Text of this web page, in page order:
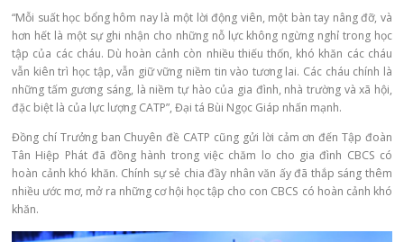
“Mỗi suất học bổng hôm nay là một lời động viên, một bàn tay nâng đỡ, và
hơn hết là một sự ghi nhận cho những nỗ lực không ngừng nghỉ trong học
tập của các cháu. Dù hoàn cảnh còn nhiều thiếu thốn, khó khăn các cháu
vẫn kiên trì học tập, vẫn giữ vững niềm tin vào tương lai. Các cháu chính là
những tấm gương sáng, là niềm tự hào của gia đình, nhà trường và xã hội,
đặc biệt là của lực lượng CATP”, Đại tá Bùi Ngọc Giáp nhấn mạnh.
Đồng chí Trưởng ban Chuyên đề CATP cũng gửi lời cảm ơn đến Tập đoàn
Tân Hiệp Phát đã đồng hành trong việc chăm lo cho gia đình CBCS có
hoàn cảnh khó khăn. Chính sự sẻ chia đầy nhân văn ấy đã thắp sáng thêm
nhiều ước mơ, mở ra những cơ hội học tập cho con CBCS có hoàn cảnh khó
khăn.